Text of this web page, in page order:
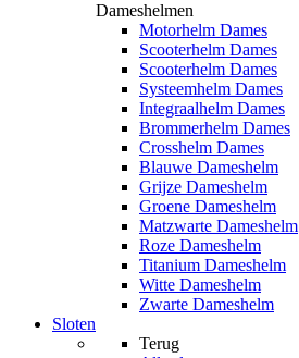
Dameshelmen
Motorhelm Dames
Scooterhelm Dames
Scooterhelm Dames
Systeemhelm Dames
Integraalhelm Dames
Brommerhelm Dames
Crosshelm Dames
Blauwe Dameshelm
Grijze Dameshelm
Groene Dameshelm
Matzwarte Dameshelm
Roze Dameshelm
Titanium Dameshelm
Witte Dameshelm
Zwarte Dameshelm
Sloten
Terug